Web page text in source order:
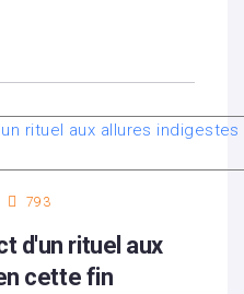
793
d'un rituel aux
cette fin